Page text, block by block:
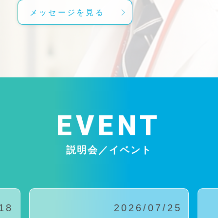
メッセージを見る
EVENT
説明会／イベント
2026/07/25